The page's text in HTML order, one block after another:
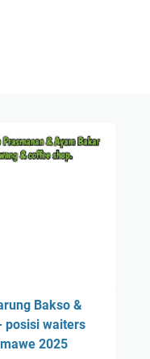
Bakso &
posisi waiters
2025